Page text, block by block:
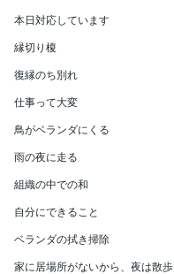
本日対応しています
縁切り榎
復縁のち別れ
仕事って大変
鳥がベランダにくる
雨の夜に走る
組織の中での和
自分にできること
ベランダの拭き掃除
家に居場所がないから、夜は散歩